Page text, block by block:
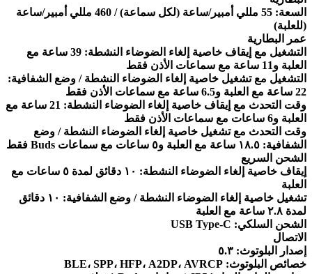
السعة: 55 مللي أمبير/ساعة (لكل سماعة) / 460 مللي أمبير/ساعة
(للعلبة)
عمر البطارية
التشغيل مع إيقاف خاصية إلغاء الضوضاء النشطة: 39 ساعة مع
العلبة و11 ساعة مع سماعات الأذن فقط
التشغيل مع تشغيل خاصية إلغاء الضوضاء النشطة / وضع الشفافية:
22 ساعة مع العلبة و6.5 ساعة مع سماعات الأذن فقط
وقت التحدث مع إيقاف خاصية إلغاء الضوضاء النشطة: 21 ساعة مع
العلبة و6 ساعات مع سماعات الأذن فقط
وقت التحدث مع تشغيل خاصية إلغاء الضوضاء النشطة / وضع
الشفافية: ١٨.٥ ساعة مع العلبة و٥ ساعات مع سماعات Buds فقط
الشحن السريع
إيقاف خاصية إلغاء الضوضاء النشطة: ١٠ دقائق لمدة ٥ ساعات مع
العلبة
تشغيل خاصية إلغاء الضوضاء النشطة / وضع الشفافية: ١٠ دقائق
لمدة ٢.٨ ساعة مع العلبة
الشحن السلكي: USB Type-C
الاتصال
إصدار البلوتوث: ٥.٣
خصائص البلوتوث: BLE، SPP، HFP، A2DP، AVRCP